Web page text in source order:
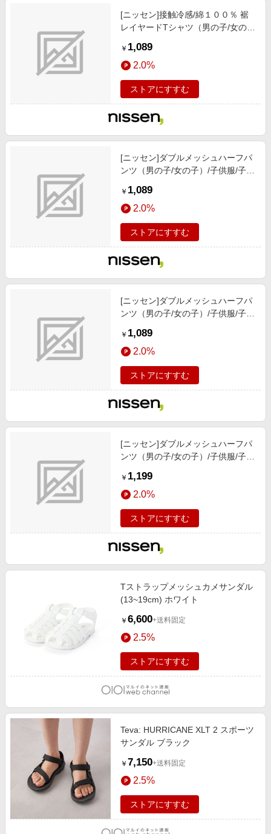
[ニッセン]接触冷感/綿１００％ 裾
レイヤードTシャツ（男の子/女の
ュニック / Tシャツ/カットソー/オ
フホワイト
￥ 1,089
2.0%
ストアにすすむ
[ニッセン]ダブルメッシュハーフパ
ンツ（男の子/女の子）/子供服/子供
ゴ)
￥ 1,089
2.0%
ストアにすすむ
[ニッセン]ダブルメッシュハーフパ
ンツ（男の子/女の子）/子供服/子供
替)
￥ 1,089
2.0%
ストアにすすむ
[ニッセン]ダブルメッシュハーフパ
ンツ（男の子/女の子）/子供服/子供
ゴ)
￥ 1,199
2.0%
ストアにすすむ
Tストラップメッシュカメサンダル
(13~19cm) ホワイト
￥ 6,600+送料固定
2.5%
ストアにすすむ
Teva: HURRICANE XLT 2 スポーツ
サンダル ブラック
￥ 7,150+送料固定
2.5%
ストアにすすむ